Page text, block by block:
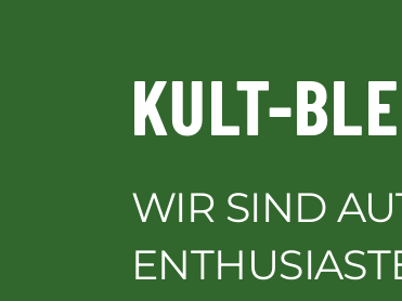
KULT-
WIR SIND